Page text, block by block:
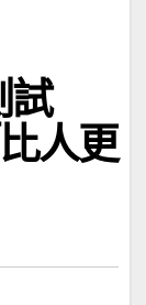
試
人更